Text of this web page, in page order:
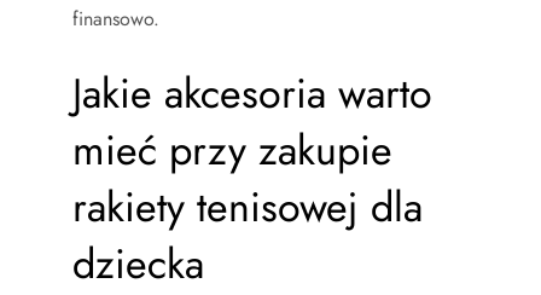
finansowo.
Jakie akcesoria warto
mieć przy zakupie
rakiety tenisowej dla
dziecka